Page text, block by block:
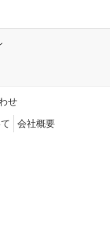
せ
会社概要